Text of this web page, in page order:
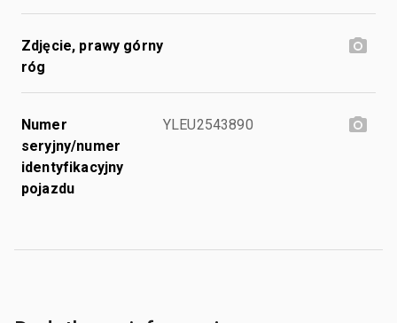
Zdjęcie, prawy górny
róg
Numer
seryjny/numer
identyfikacyjny
pojazdu
YLEU2543890